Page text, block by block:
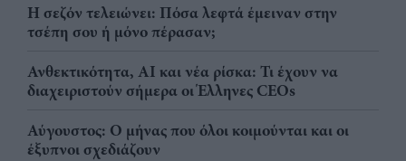
Η σεζόν τελειώνει: Πόσα λεφτά έμειναν στην
τσέπη σου ή μόνο πέρασαν;
Ανθεκτικότητα, AI και νέα ρίσκα: Τι έχουν να
διαχειριστούν σήμερα οι Έλληνες CEOs
Αύγουστος: Ο μήνας που όλοι κοιμούνται και οι
έξυπνοι σχεδιάζουν